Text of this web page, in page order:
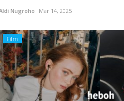
Nugroho Mar 14, 2025
Film